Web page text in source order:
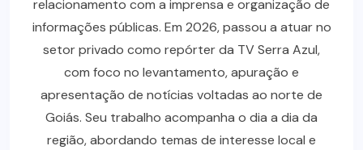
relacionamento com a imprensa e organização de
informações públicas. Em 2026, passou a atuar no
setor privado como repórter da TV Serra Azul,
com foco no levantamento, apuração e
apresentação de notícias voltadas ao norte de
Goiás. Seu trabalho acompanha o dia a dia da
região, abordando temas de interesse local e